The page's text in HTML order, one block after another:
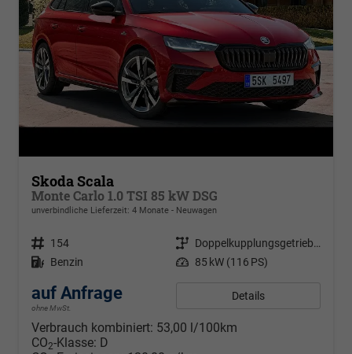
Skoda Scala
Monte Carlo 1.0 TSI 85 kW DSG
unverbindliche Lieferzeit: 4 Monate Neuwagen
Fahrzeugnr. 154 Getriebe
Doppelkupplungsgetriebe (DSG)
Kraftstoff Benzin Leistung 85 kW (116 PS)
auf Anfrage
ohne MwSt.
Details
Verbrauch kombiniert: 53,00 l/100km
CO2-Klasse: D